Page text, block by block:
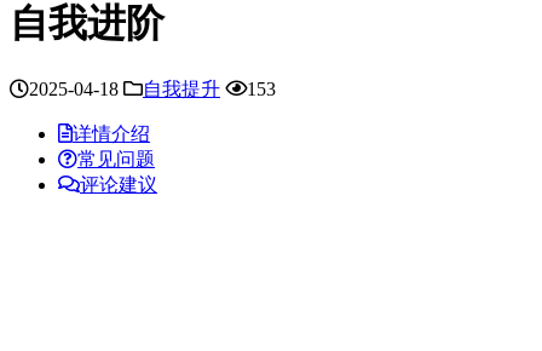
自我进阶
2025-04-18 自我提升 153
详情介绍
常见问题
评论建议